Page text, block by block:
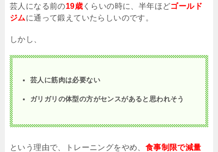
芸人になる前の19歳 くらいの時に、半年ほどゴールド
ジムに通って鍛えていたらしいのです。
しかし、
芸人に筋肉は必要ない
ガリガリの体型の方がセンスがあると思われそう
という理由で、トレーニングをやめ、 食事制限で減量